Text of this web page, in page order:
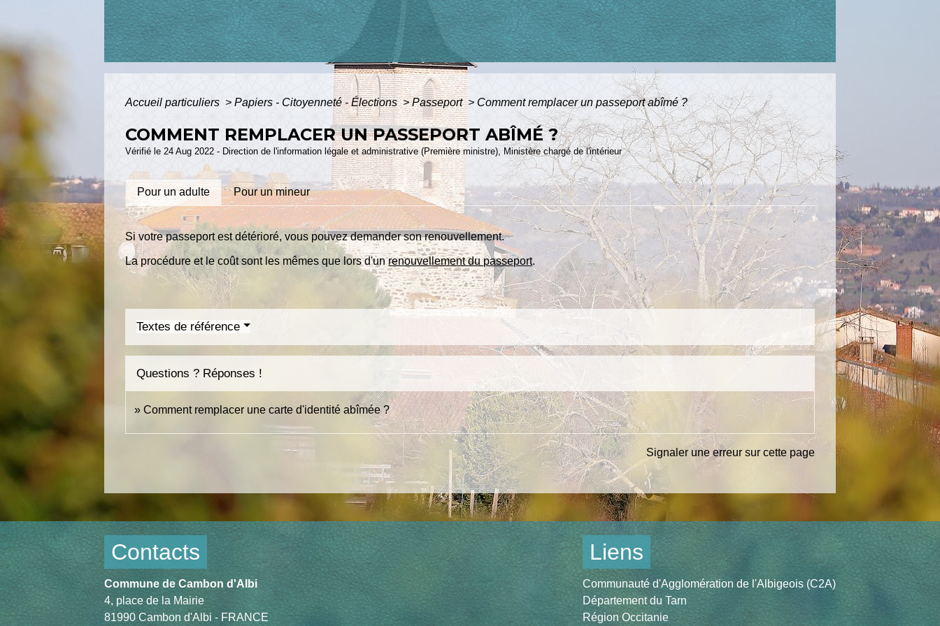
Accueil particuliers > Papiers - Citoyenneté - Élections> Passeport> Comment remplacer un passeport abîmé ?
COMMENT REMPLACER UN PASSEPORT ABÎMÉ ?
Vérifié le 24 Aug 2022 - Direction de l'information légale et administrative (Première ministre), Ministère chargé de l'intérieur
Pour un adulte Pour un mineur
Si votre passeport est détérioré, vous pouvez demander son renouvellement.
La procédure et le coût sont les mêmes que lors d'unrenouvellement du passeport.
Textes de référence
Questions ? Réponses !
Comment remplacer une carte d'identité abîmée ?
Signaler une erreur sur cette page
Contacts
Commune de Cambon d'Albi
4, place de la Mairie
81990 Cambon d'Albi - FRANCE
Liens
Communauté d'Agglomération de l'Albigeois (C2A)
Département du Tarn
Région Occitanie